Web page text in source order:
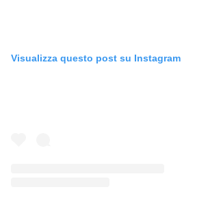
Visualizza questo post su Instagram